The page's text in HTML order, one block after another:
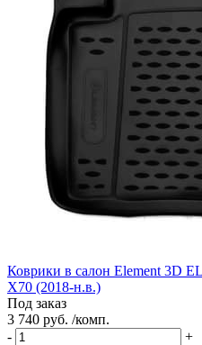
Коврики в салон Element 3D
X70 (2018-н.в.)
Под заказ
3 740 руб. /комп.
-
+